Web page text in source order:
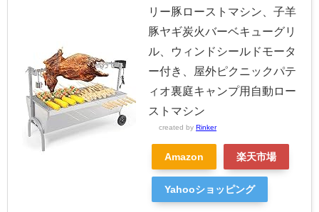
リー豚ローストマシン、子羊
豚ヤギ炭火バーベキューグリ
ル、ウィンドシールドモータ
ー付き、屋外ピクニックパテ
ィオ裏庭キャンプ用自動ロー
ストマシン
created by Rinker
Amazon 楽天市場
Yahooショッピング